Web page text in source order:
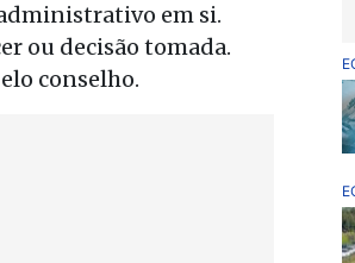
em si.
ou decisão tomada.
conselho.